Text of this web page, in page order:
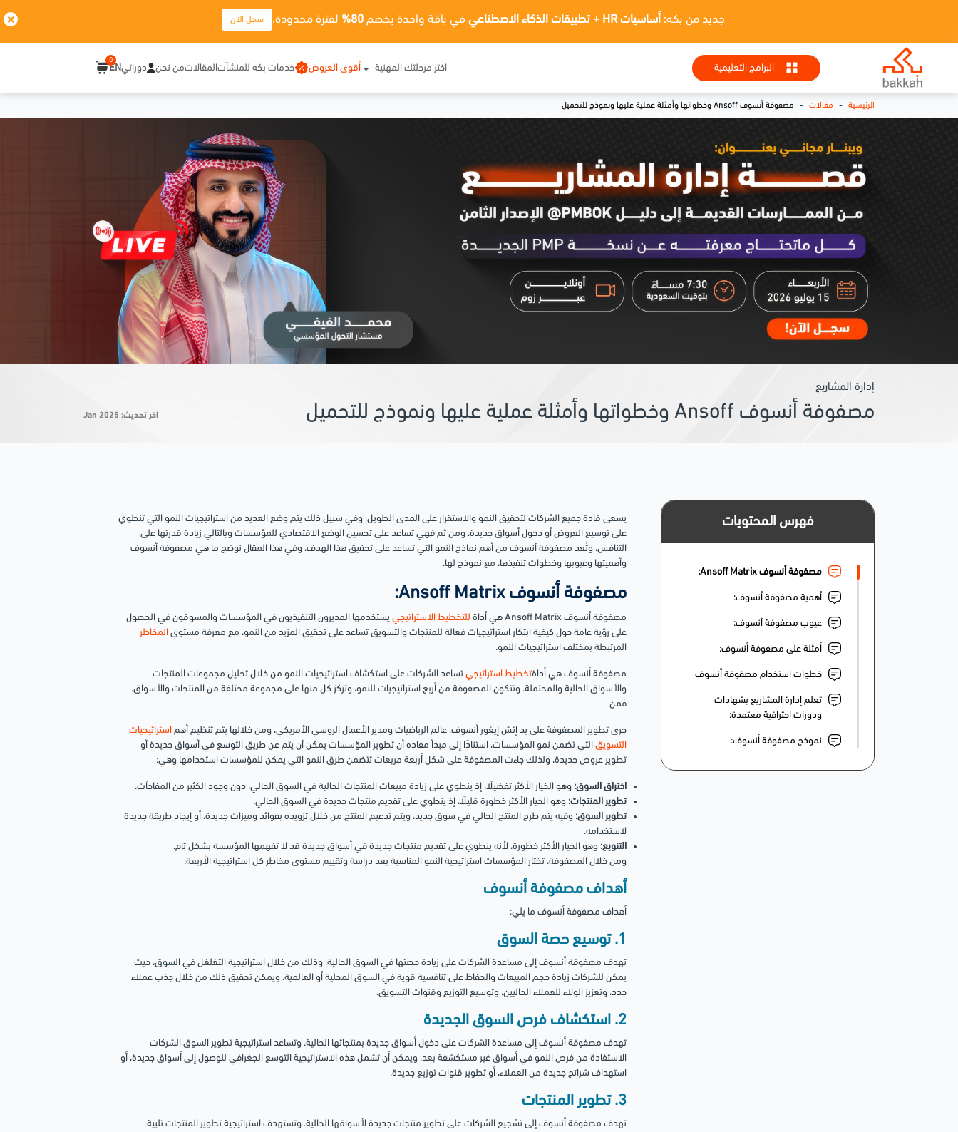
جديد من بكه: أساسيات HR + تطبيقات الذكاء الاصطناعي في باقة واحدة بخصم 80% لفترة محدودة. سجل الآن
البرامج التعليمية اختر مرحلتك المهنية أقوى العروض خدمات بكه للمنشآتالمقالاتمن نحن دوراتيEN
0
الرئيسية - مقالات - مصفوفة أنسوف Ansoff وخطواتها وأمثلة عملية عليها ونموذج للتحميل
إدارة المشاريع
مصفوفة أنسوف Ansoff وخطواتها وأمثلة عملية عليها ونموذج للتحميل آخر تحديث: Jan 2025
فهرس المحتويات
مصفوفة أنسوف Ansoff Matrix:
أهمية مصفوفة أنسوف:
عيوب مصفوفة أنسوف:
أمثلة على مصفوفة أنسوف:
خطوات استخدام مصفوفة أنسوف
تعلم إدارة المشاريع بشهادات
ودورات احترافية معتمدة:
نموذج مصفوفة أنسوف:
يسعى قادة جميع الشركات لتحقيق النمو والاستقرار على المدى الطويل، وفي سبيل ذلك يتم وضع العديد من استراتيجيات النمو التي تنطوي
على توسيع العروض أو دخول أسواق جديدة، ومن ثم فهي تساعد على تحسين الوضع الاقتصادي للمؤسسات وبالتالي زيادة قدرتها على
التنافس، وتُعد مصفوفة أنسوف من أهم نماذج النمو التي تساعد على تحقيق هذا الهدف، وفي هذا المقال نوضح ما هي مصفوفة أنسوف
وأهميتها وعيوبها وخطوات تنفيذها، مع نموذج لها.
مصفوفة أنسوف Ansoff Matrix:
مصفوفة أنسوف Ansoff Matrix هي أداة للتخطيط الاستراتيجي يستخدمها المديرون التنفيذيون في المؤسسات والمسوقون في الحصول
على رؤية عامة حول كيفية ابتكار استراتيجيات فعالة للمنتجات والتسويق تساعد على تحقيق المزيد من النمو، مع معرفة مستوى المخاطر
المرتبطة بمختلف استراتيجيات النمو.
مصفوفة أنسوف هي أداةتخطيط استراتيجي تساعد الشركات على استكشاف استراتيجيات النمو من خلال تحليل مجموعات المنتجات
والأسواق الحالية والمحتملة. وتتكون المصفوفة من أربع استراتيجيات للنمو، وتركز كل منها على مجموعة مختلفة من المنتجات والأسواق.
فمن
جرى تطوير المصفوفة على يد إتش إيغور أنسوف، عالم الرياضيات ومدير الأعمال الروسي الأمريكي، ومن خلالها يتم تنظيم أهم استراتيجيات
التسويق التي تضمن نمو المؤسسات، استنادًا إلى مبدأ مفاده أن تطوير المؤسسات يمكن أن يتم عن طريق التوسع في أسواق جديدة أو
تطوير عروض جديدة، ولذلك جاءت المصفوفة على شكل أربعة مربعات تتضمن طرق النمو التي يمكن للمؤسسات استخدامها وهي:
اختراق السوق: وهو الخيار الأكثر تفضيلًا، إذ ينطوي على زيادة مبيعات المنتجات الحالية في السوق الحالي، دون وجود الكثير من المفاجآت.
تطوير المنتجات: وهو الخيار الأكثر خطورة قليلًا، إذ ينطوي على تقديم منتجات جديدة في السوق الحالي.
تطوير السوق: وفيه يتم طرح المنتج الحالي في سوق جديد، ويتم تدعيم المنتج من خلال تزويده بفوائد وميزات جديدة، أو إيجاد طريقة جديدة
لاستخدامه.
التنويع: وهو الخيار الأكثر خطورة، لأنه ينطوي على تقديم منتجات جديدة في أسواق جديدة قد لا تفهمها المؤسسة بشكل تام.
ومن خلال المصفوفة، تختار المؤسسات استراتيجية النمو المناسبة بعد دراسة وتقييم مستوى مخاطر كل استراتيجية الأربعة.
أهداف مصفوفة أنسوف
أهداف مصفوفة أنسوف ما يلي:
1. توسيع حصة السوق
تهدف مصفوفة أنسوف إلى مساعدة الشركات على زيادة حصتها في السوق الحالية. وذلك من خلال استراتيجية التغلغل في السوق، حيث
يمكن للشركات زيادة حجم المبيعات والحفاظ على تنافسية قوية في السوق المحلية أو العالمية. ويمكن تحقيق ذلك من خلال جذب عملاء
جدد، وتعزيز الولاء للعملاء الحاليين، وتوسيع التوزيع وقنوات التسويق.
2. استكشاف فرص السوق الجديدة
تهدف مصفوفة أنسوف إلى مساعدة الشركات على دخول أسواق جديدة بمنتجاتها الحالية. وتساعد استراتيجية تطوير السوق الشركات
الاستفادة من فرص النمو في أسواق غير مستكشفة بعد. ويمكن أن تشمل هذه الاستراتيجية التوسع الجغرافي للوصول إلى أسواق جديدة، أو
استهداف شرائح جديدة من العملاء، أو تطوير قنوات توزيع جديدة.
3. تطوير المنتجات
تهدف مصفوفة أنسوف إلى تشجيع الشركات على تطوير منتجات جديدة لأسواقها الحالية. وتستهدف استراتيجية تطوير المنتجات تلبية